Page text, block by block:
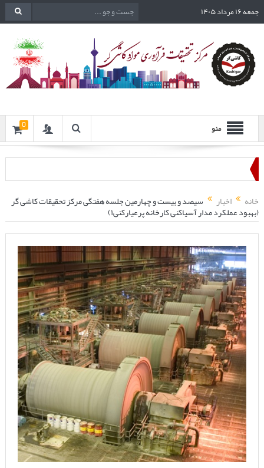
جمعه ۱۶ مرداد ۱۴۰۵
منو 0
خانه اخبار سیصد و بیست و چهارمین جلسه هفتگی مرکز تحقیقات کاشی گر
(بهبود عملکرد مدار آسیاکنی کارخانه پرعیارکنی۱)